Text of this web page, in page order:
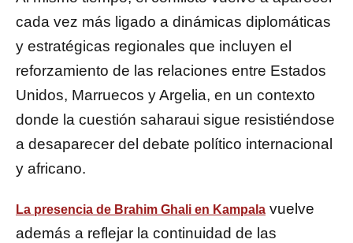
cada vez más ligado a dinámicas diplomáticas
y estratégicas regionales que incluyen el
reforzamiento de las relaciones entre Estados
Unidos, Marruecos y Argelia, en un contexto
donde la cuestión saharaui sigue resistiéndose
a desaparecer del debate político internacional
y africano.
La presencia de Brahim Ghali en Kampala vuelve
además a reflejar la continuidad de las